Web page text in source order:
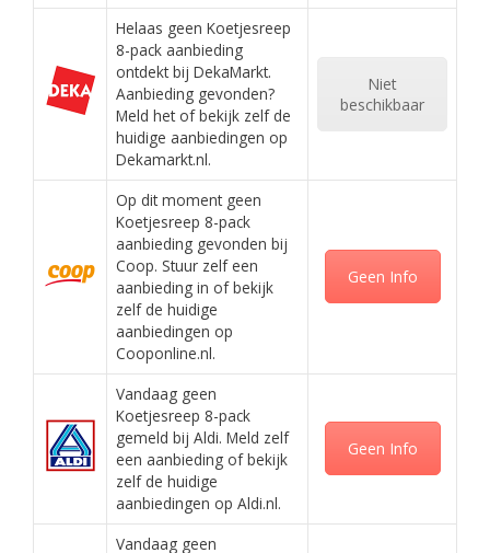
Helaas geen Koetjesreep
8-pack aanbieding
ontdekt bij DekaMarkt.
Aanbieding gevonden?
Meld het of bekijk zelf de
huidige aanbiedingen op
Dekamarkt.nl.
Niet
beschikbaar
Op dit moment geen
Koetjesreep 8-pack
aanbieding gevonden bij
Coop. Stuur zelf een
aanbieding in of bekijk
zelf de huidige
aanbiedingen op
Cooponline.nl.
Geen Info
Vandaag geen
Koetjesreep 8-pack
gemeld bij Aldi. Meld zelf
een aanbieding of bekijk
zelf de huidige
aanbiedingen op Aldi.nl.
Geen Info
Vandaag geen